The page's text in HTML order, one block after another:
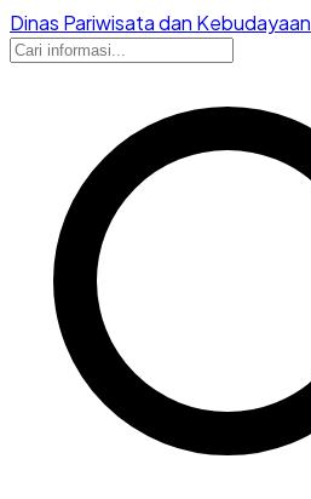
Dinas Pariwisata dan Kebudayaan